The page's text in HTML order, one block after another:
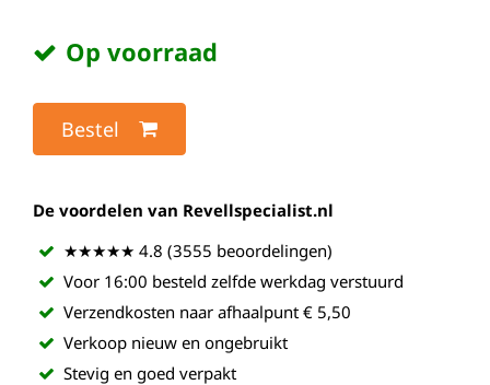
Op voorraad
Bestel
De voordelen van Revellspecialist.nl
★★★★★ 4.8 (3555 beoordelingen)
Voor 16:00 besteld zelfde werkdag verstuurd
Verzendkosten naar afhaalpunt € 5,50
Verkoop nieuw en ongebruikt
Stevig en goed verpakt